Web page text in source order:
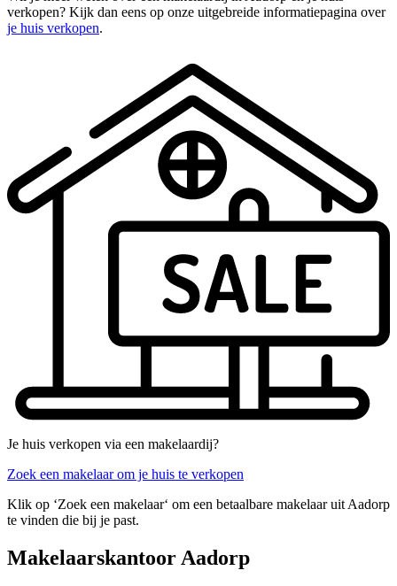
verkopen? Kijk dan eens op onze uitgebreide informatiepagina over
je huis verkopen.
Je huis verkopen via een makelaardij?
Zoek een makelaar om je huis te verkopen
Klik op ‘Zoek een makelaar‘ om een betaalbare makelaar uit Aadorp
te vinden die bij je past.
Makelaarskantoor Aadorp